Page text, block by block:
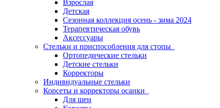
Взрослая
Детская
Сезонная коллекция осень - зима 2024
Терапевтическая обувь
Аксессуары
Стельки и приспособления для стопы
Ортопедические стельки
Детские стельки
Корректоры
Индивидуальные стельки
Корсеты и корректоры осанки
Для шеи